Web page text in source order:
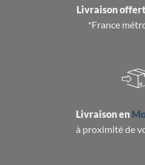
Livraison
*France
Livraison en
à proximité de